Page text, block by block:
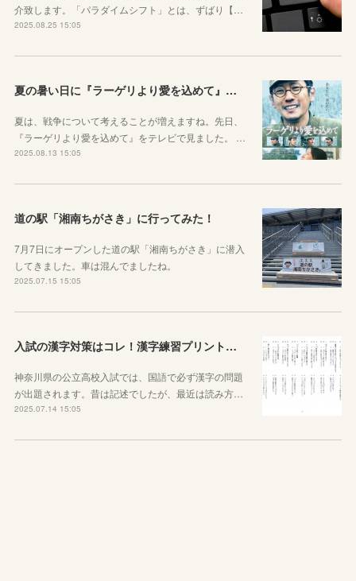
介致します。「パラダイムシフト」とは、ずばり【…
2025.08.25 15:05
夏の暑い日に『ラーゲリより愛を込めて』を見ました
夏は、戦争について考えることが増えますね。先日、
『ラーゲリより愛を込めて』をテレビで見ました。 …
2025.08.13 15:05
道の駅「湘南ちがさき」に行ってみた！
7月7日にオープンした道の駅「湘南ちがさき」に潜入
してきました。車は混んでましたね。
2025.07.15 15:05
入試の漢字対策はコレ！漢字練習プリントのご紹介！
神奈川県の公立高校入試では、国語で必ず漢字の問題
が出題されます。昔は記述でしたが、最近は読み方…
2025.07.14 15:05